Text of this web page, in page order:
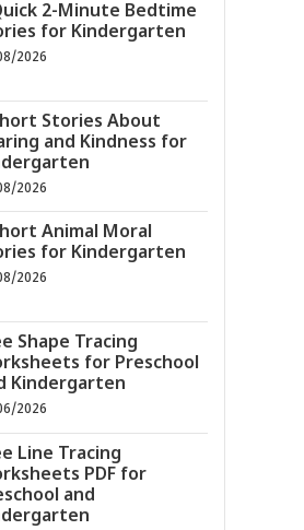
2-Minute Bedtime
for Kindergarten
2026
Stories About
and Kindness for
2026
Animal Moral
for Kindergarten
2026
Shape Tracing
for Preschool
Kindergarten
2026
Line Tracing
PDF for
and